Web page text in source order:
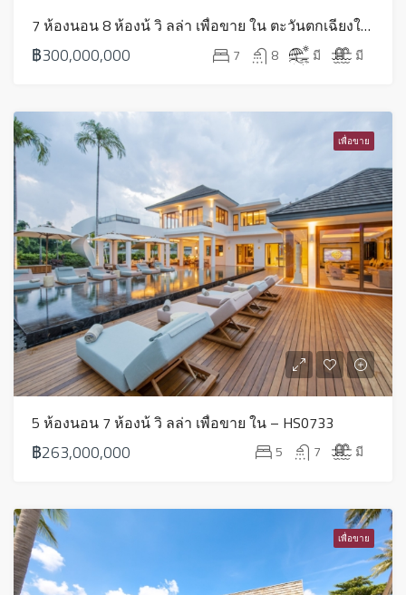
7 ห้องนอน 8 ห้องน้ วิ ลล่า เพื่อขาย ใน ตะวันตกเฉียงใต้ – HS0527
฿300,000,000 7 8 มี มี
เพื่อขาย
5 ห้องนอน 7 ห้องน้ วิ ลล่า เพื่อขาย ใน – HS0733
฿263,000,000 5 7 มี
เพื่อขาย